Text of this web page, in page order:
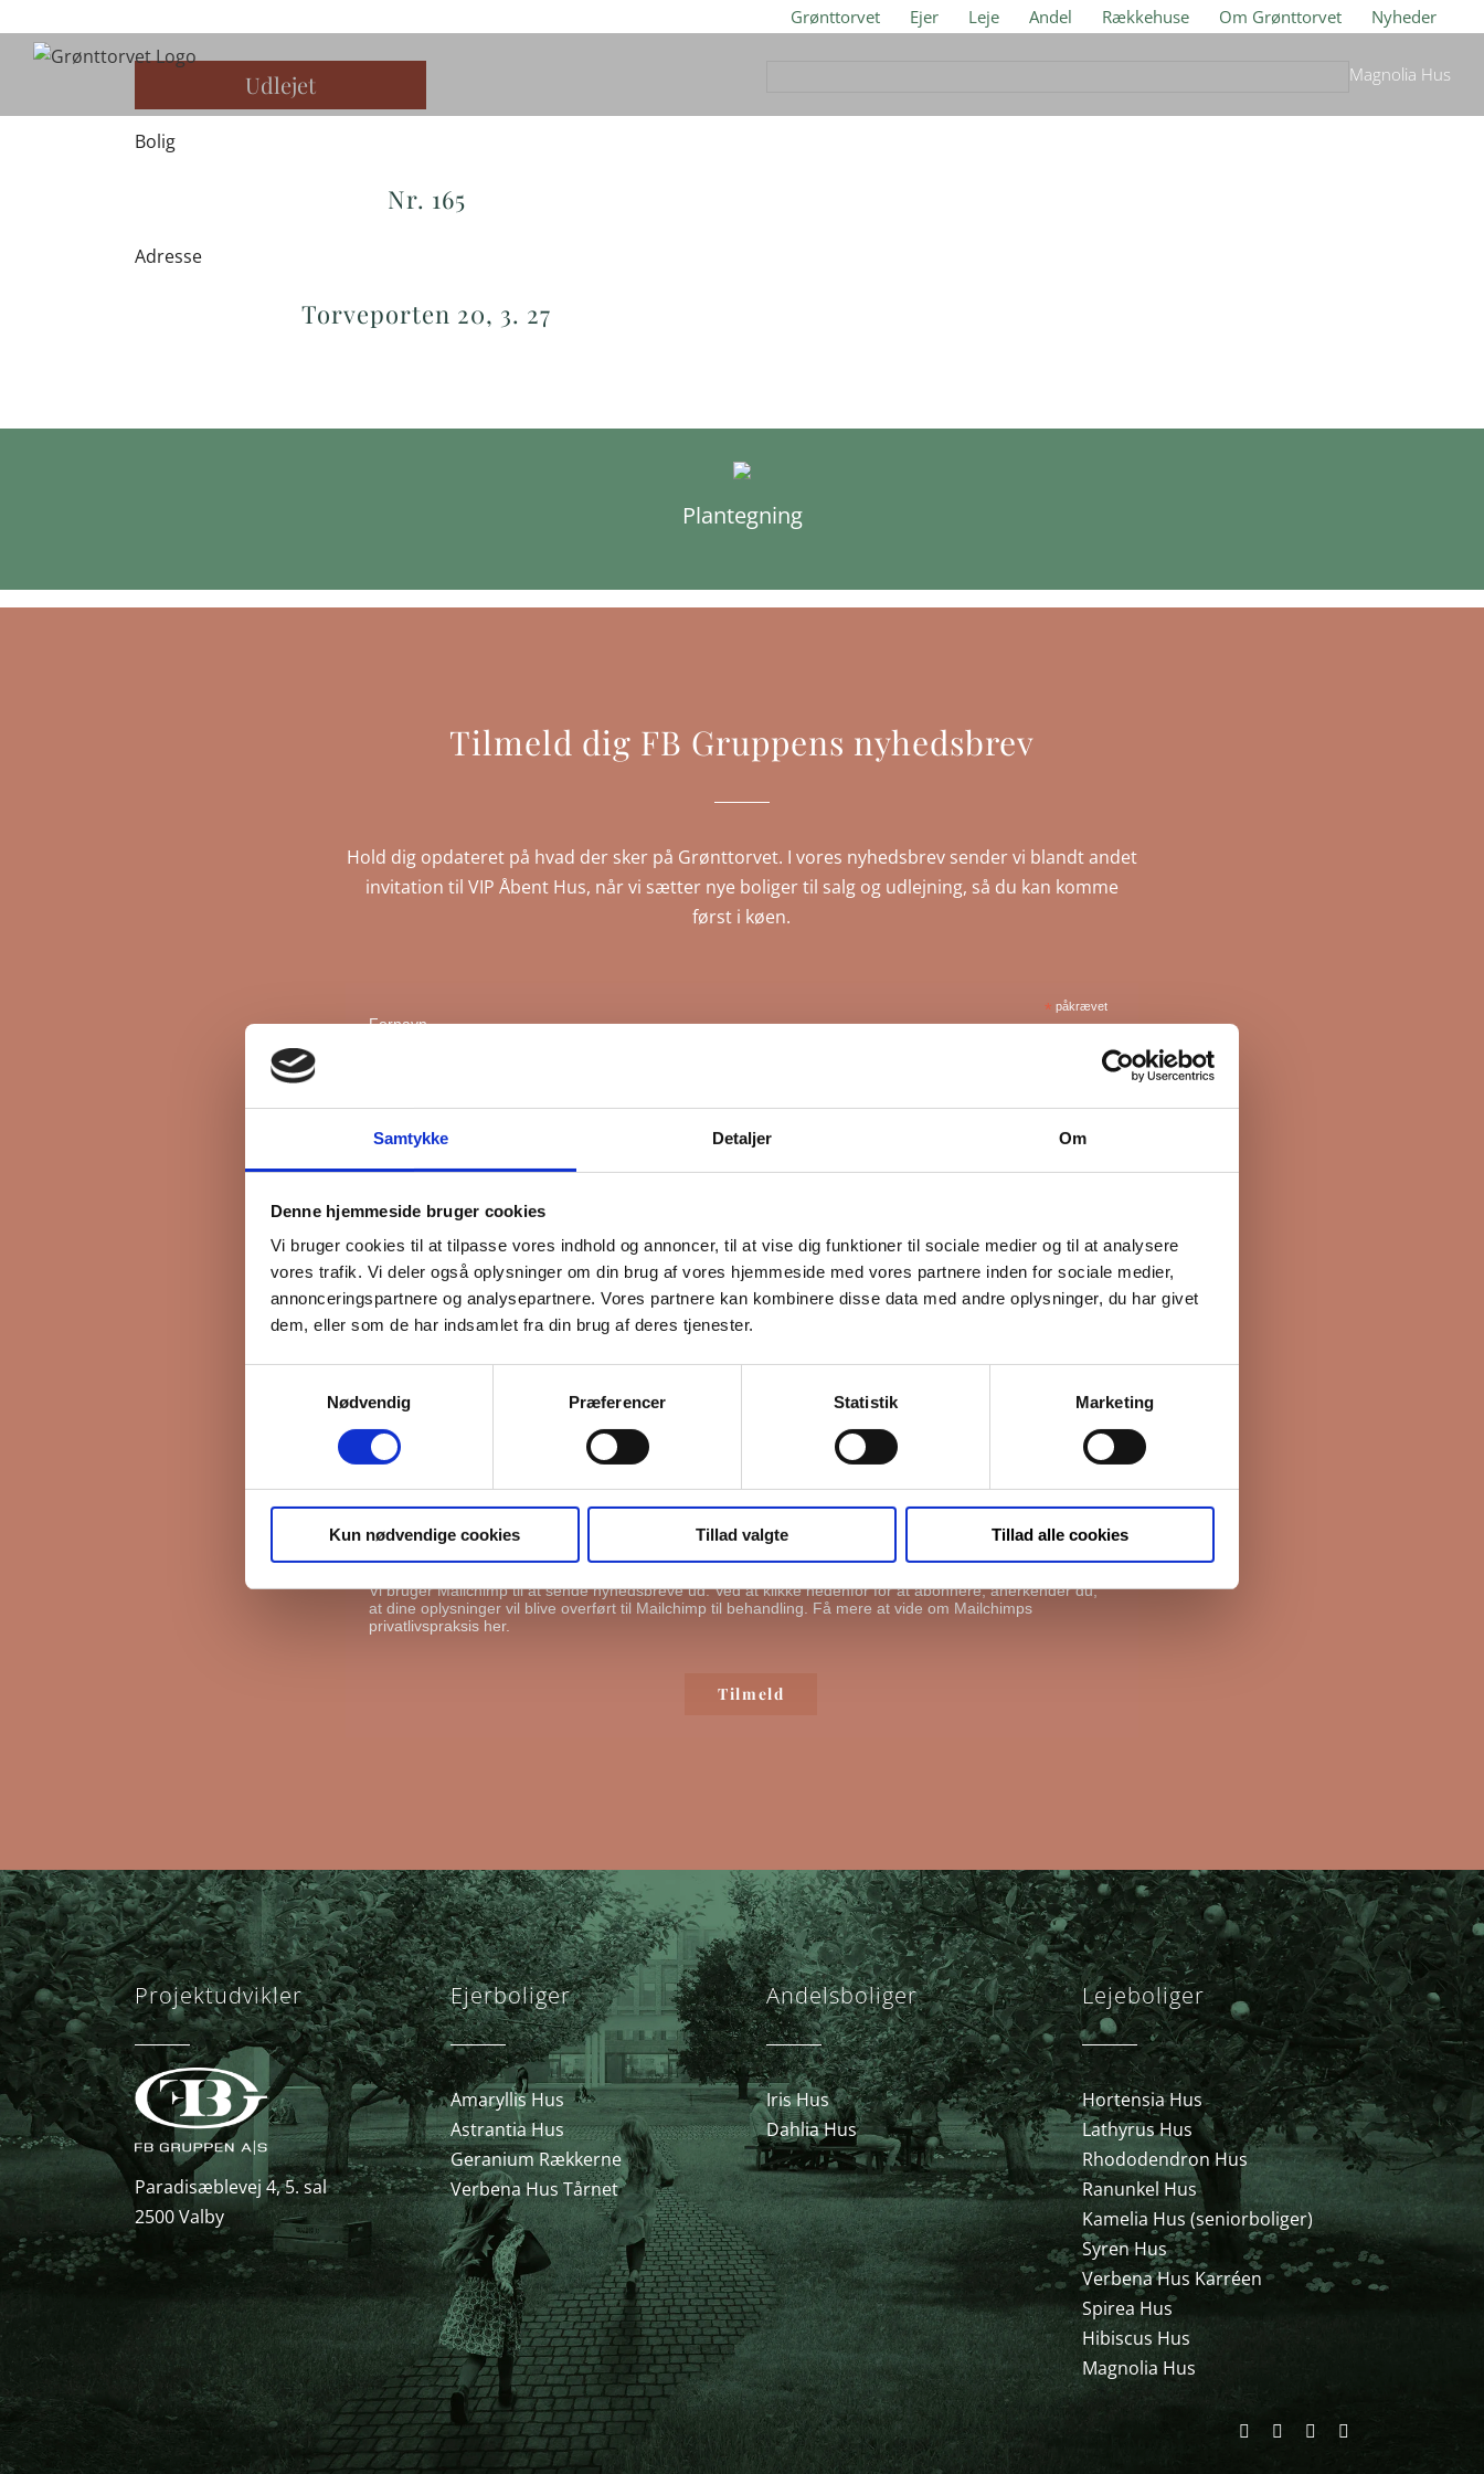
Samtykke Detaljer Om
Denne hjemmeside bruger cookies
Vi bruger cookies til at tilpasse vores indhold og annoncer, til at vise dig funktioner til sociale medier og til at analysere
vores trafik. Vi deler også oplysninger om din brug af vores hjemmeside med vores partnere inden for sociale medier,
annonceringspartnere og analysepartnere. Vores partnere kan kombinere disse data med andre oplysninger, du har givet
dem, eller som de har indsamlet fra din brug af deres tjenester.
Nødvendig
Præferencer Statistik Marketing
Kun nødvendige cookies Tillad valgte Tillad alle cookies
Grønttorvet Ejer Leje Andel Rækkehuse Om Grønttorvet Nyheder
Magnolia Hus
Udlejet
Bolig
Nr. 165
Adresse
Torveporten 20, 3. 27
Plantegning
Tilmeld dig FB Gruppens nyhedsbrev
Hold dig opdateret på hvad der sker på Grønttorvet. I vores nyhedsbrev sender vi blandt andet
invitation til VIP Åbent Hus, når vi sætter nye boliger til salg og udlejning, så du kan komme
først i køen.
* påkrævet
Fornavn
Efternavn
*
Ejerboliger
Markedsføringstilladelse
FB Gruppen vil bruge din information til at kontakte dig i forbindelse med nyheder - og nye boliger. Før vi
kan gøre det, skal du bekræfte, at vi gerne må sende dig emails.Du kan læse vores privatlivspolitik her.
I må gerne sende mig emails
Vi bruger Mailchimp til at sende nyhedsbreve ud. Ved at klikke nedenfor for at abonnere, anerkender du,
at dine oplysninger vil blive overført til Mailchimp til behandling. Få mere at vide om Mailchimps
privatlivspraksis her.
Projektudvikler
Paradisæblevej 4, 5. sal
2500 Valby
Ejerboliger
Amaryllis Hus
Astrantia Hus
Geranium Rækkerne
Verbena Hus Tårnet
Andelsboliger
Iris Hus
Dahlia Hus
Lejeboliger
Hortensia Hus
Lathyrus Hus
Rhododendron Hus
Ranunkel Hus
Kamelia Hus (seniorboliger)
Syren Hus
Verbena Hus Karréen
Spirea Hus
Hibiscus Hus
Magnolia Hus